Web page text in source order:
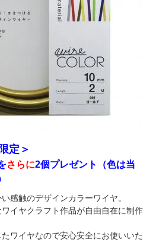
定＞
さらに2個プレゼント（色は当
感触のデザインカラーワイヤ。
イヤクラフト作品が自由自在に制作
ワイヤなので安心安全にお使いいた